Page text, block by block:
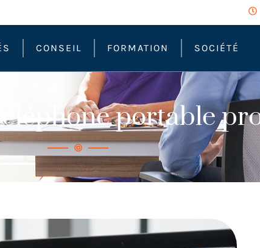
CONSEIL FORMATION SOCIÉTÉ
portable